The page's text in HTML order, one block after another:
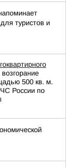
туристов и
500 кв. м.
России по